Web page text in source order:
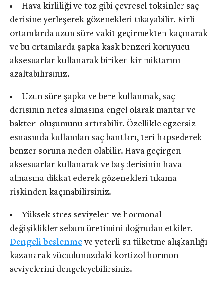
Hava kirliliği ve toz gibi çevresel toksinler saç
derisine yerleşerek gözenekleri tıkayabilir. Kirli
ortamlarda uzun süre vakit geçirmekten kaçınarak
ve bu ortamlarda şapka kask benzeri koruyucu
aksesuarlar kullanarak biriken kir miktarını
azaltabilirsiniz.
Uzun süre şapka ve bere kullanmak, saç
derisinin nefes almasına engel olarak mantar ve
bakteri oluşumunu artırabilir. Özellikle egzersiz
esnasında kullanılan saç bantları, teri hapsederek
benzer soruna neden olabilir. Hava geçirgen
aksesuarlar kullanarak ve baş derisinin hava
almasına dikkat ederek gözenekleri tıkama
riskinden kaçınabilirsiniz.
Yüksek stres seviyeleri ve hormonal
değişiklikler sebum üretimini doğrudan etkiler.
Dengeli beslenmeve yeterli su tüketme alışkanlığı
kazanarak vücudunuzdaki kortizol hormon
seviyelerini dengeleyebilirsiniz.